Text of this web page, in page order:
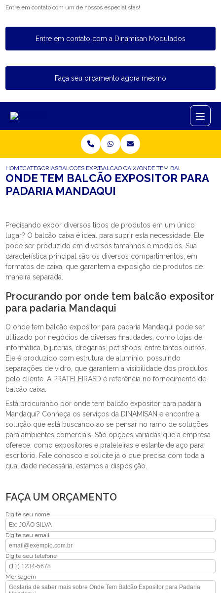
Entre em contato com um de nossos especialistas!
Entre em contato com a Dinamisan Modulados
Faça seu orçamento agora mesmo
HOMECATEGORIASBALCOES EXPOSITORESBALCAO CAIXA EXPOSITOR
ONDE TEM BALCAO
ONDE TEM BALCÃO EXPOSITOR PARA
PADARIA MANDAQUI
Precisando expor diversos tipos de produtos em um único
lugar? O balcão caixa é ideal para suprir esta necessidade. Ele
pode ser produzido em diversos tamanhos e modelos. Sua
característica principal são os diversos compartimentos, em
formatos de caixa, que garantem a exposição de produtos de
maneira separada.
Procurando por onde tem balcão expositor
para padaria Mandaqui
O onde tem balcão expositor para padaria Mandaqui pode ser
utilizado por negócios de diversas finalidades, como lojas de
informática, bijuterias, drogarias, pet shops, entre tantos outros.
Ele é produzido com estrutura de alumínio, possuindo
separações de vidro, que garantem a visibilidade dos produtos
pelo cliente. A PRATELEIRASD é referência no fornecimento de
balcão caixa.
Está procurando por onde tem balcão expositor para padaria
Mandaqui? Conheça os serviços da DINAMISAN e encontre a
solução que está buscando ao se pensar no ramo de soluções
para ambientes comerciais. São opções variadas que a empresa
oferece, como expositores e prateleiras e estante de aço para
escritório. Fale conosco e solicite já o que precisa com toda a
qualidade necessária, estamos a disposição.
FAÇA UM ORÇAMENTO
Digite seu nome
Digite seu email
Digite seu telefone
Mensagem